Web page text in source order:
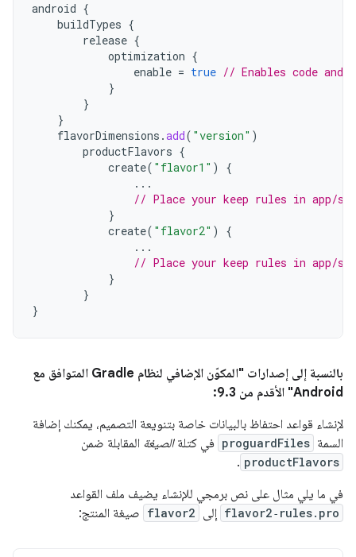
android {
buildTypes {
release {
optimization {
enable = true // Enables code and
}
}
}
flavorDimensions .add( "version" )
productFlavors {
create( "flavor1" )
{
...
// Place your keep rules in app/
}
create( "flavor2" )
{
...
// Place your keep rules in app/
}
}
}
بالنسبة إلى إصدارات "المكوّن الإضافي لنظام Gradle المتوافق مع
Android" الأقدم من 9.3:
لإنشاء قواعد احتفاظ بالبيانات خاصة بتنويعة التصميم، يمكنك إضافة
السمة proguardFiles في كتلةالصيغة المقابلة ضمن
productFlavors
.
في ما يلي مثال على نص برمجي للإنشاء يضيف ملف القواعد
flavor2‑rules.pro إلى flavor2 صيغة المنتج: